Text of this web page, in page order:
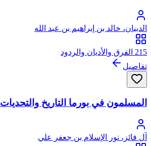
الدبيان، خالد بن إبراهيم بن عبد الله
215 الفرق والأديان والردود
تفاصيل
المسلمون في بورما التاريخ والتحديات
آل فائز، نور الإسلام بن جعفر علي